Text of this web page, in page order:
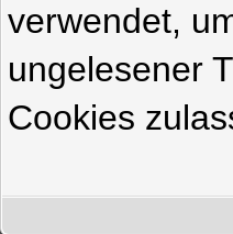
verwendet,
ungelesener
Cookies